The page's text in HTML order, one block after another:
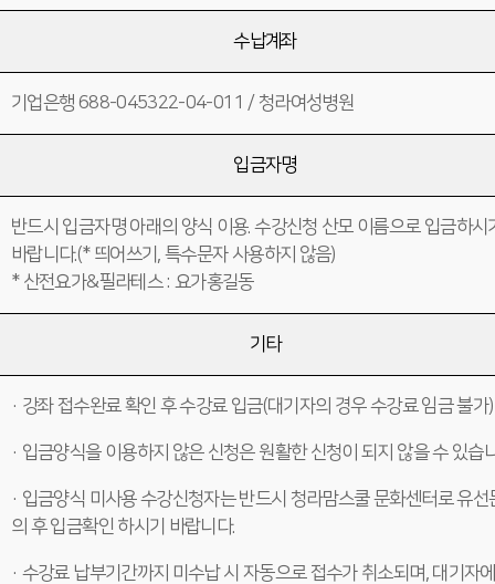
수납계좌
기업은행 688-045322-04-011 / 청라여성병원
입금자명
반드시 입금자명 아래의 양식 이용. 수강신청 산모 이름으로 입금하시
바랍니다.(* 띄어쓰기, 특수문자 사용하지 않음)
* 산전요가&필라테스 : 요가홍길동
기타
· 강좌 접수완료 확인 후 수강료 입금(대기자의 경우 수강료 임금 불가)
· 입금양식을 이용하지 않은 신청은 원활한 신청이 되지 않을 수 있습
· 입금양식 미사용 수강신청자는 반드시 청라맘스쿨 문화센터로 유선
의 후 입금확인 하시기 바랍니다.
· 수강료 납부기간까지 미수납 시 자동으로 접수가 취소되며, 대기자